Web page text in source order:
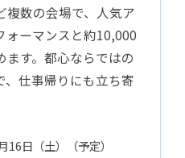
複数の会場で、人気ア
ォーマンスと約10,000
す。都心ならではの
、仕事帰りにも立ち寄
16日（土）（予定）